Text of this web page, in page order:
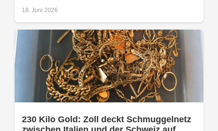
18. Juni 2026
230 Kilo Gold: Zoll deckt Schmuggelnetz